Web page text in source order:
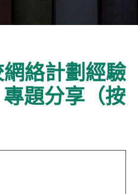
絡計劃經驗
題分享（按